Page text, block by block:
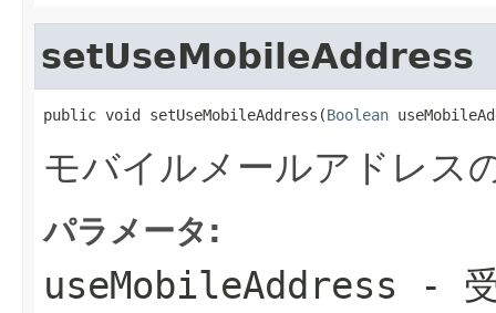
setUseMobileAddress
public void setUseMobileAddress(Boolean
モバイルメールアドレス
パラメータ:
useMobileAddress -